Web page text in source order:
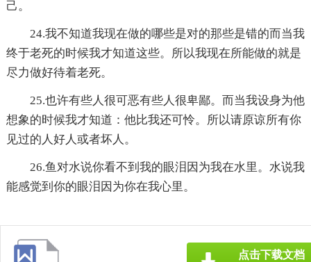
己。
24.我不知道我现在做的哪些是对的那些是错的而当我
终于老死的时候我才知道这些。所以我现在所能做的就是
尽力做好待着老死。
25.也许有些人很可恶有些人很卑鄙。而当我设身为他
想象的时候我才知道：他比我还可怜。所以请原谅所有你
见过的人好人或者坏人。
26.鱼对水说你看不到我的眼泪因为我在水里。水说我
能感觉到你的眼泪因为你在我心里。
点击下载文档